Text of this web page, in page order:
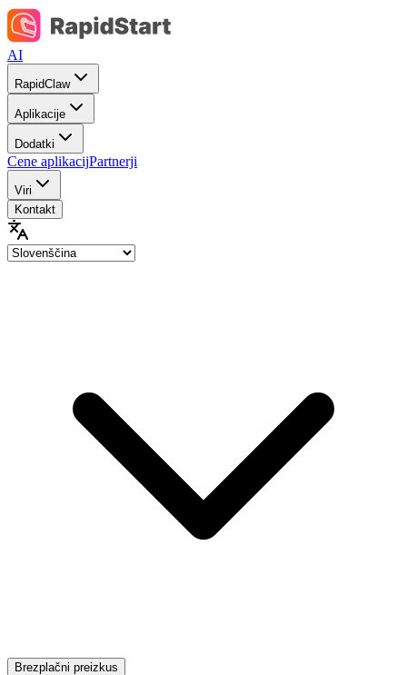
AI
RapidClaw
Aplikacije
Dodatki
Cene aplikacijPartnerji
Viri
Kontakt
Brezplačni preizkus